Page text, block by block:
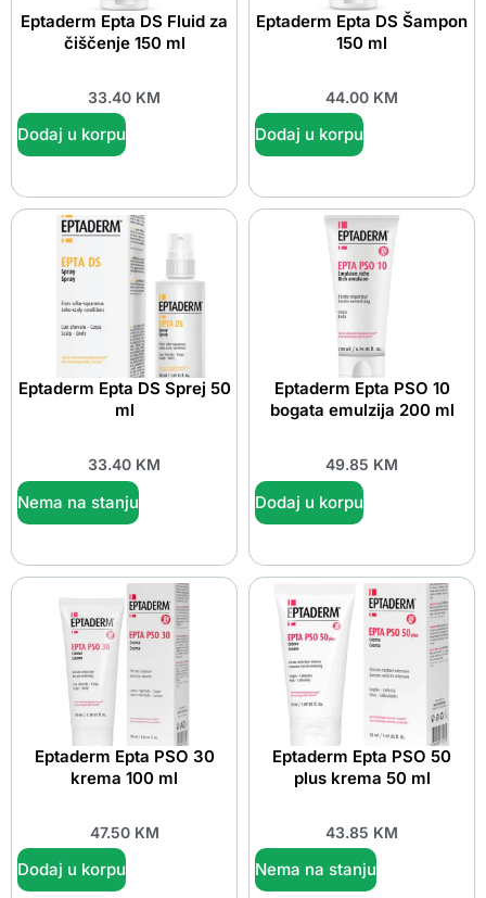
Eptaderm Epta DS Fluid za
čiščenje 150 ml
33.40 KM
Dodaj u korpu
Eptaderm Epta DS Šampon
150 ml
44.00 KM
Dodaj u korpu
Eptaderm Epta DS Sprej 50
ml
33.40 KM
Nema na stanju
Eptaderm Epta PSO 10
bogata emulzija 200 ml
49.85 KM
Dodaj u korpu
Eptaderm Epta PSO 30
krema 100 ml
47.50 KM
Dodaj u korpu
Eptaderm Epta PSO 50
plus krema 50 ml
43.85 KM
Nema na stanju